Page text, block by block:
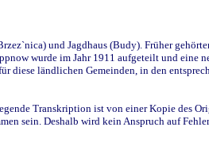
und Jagdhaus (Budy). Früher
wurde im Jahr 1911 aufgeteilt und eine
ländlichen Gemeinden, in den
Transkription ist von einer Kopie des
sein. Deshalb wird kein Anspruch auf